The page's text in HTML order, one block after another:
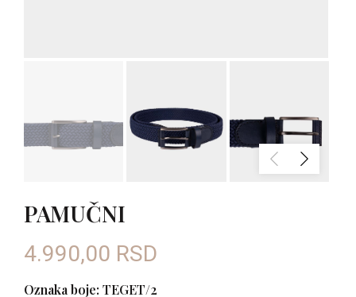
PAMUČNI
4.990,00 RSD
Oznaka boje: TEGET/2